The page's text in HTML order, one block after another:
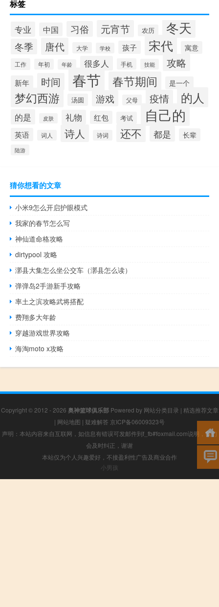
标签
专业 中国 习俗 元宵节 农历 冬天
冬季 唐代 大学 学校 孩子 宋代 寓意
工作 年初 年龄 很多人 手机 技能 攻略
新年 时间 春节 春节期间 是一个
梦幻西游 汤圆 游戏 父母 疫情 的人
的是 皮肤 礼物 红包 考试 自己的
英语 词人 诗人 诗词 还不 都是 长辈
陆游
猜你想看的文章
小米9怎么开启护眼模式
我家的春节怎么写
神仙道命格攻略
dirtypool 攻略
漷县大集怎么坐公交车（漷县怎么读）
弹弹岛2手游新手攻略
率土之滨攻略武将搭配
费翔多大年龄
穿越游戏世界攻略
海淘moto x攻略
Copyright © 2012 - 2026 奥神篮球俱乐部Powered by 网站分类目录 | 精选推荐文章
| 网站地图 | 疑难解答 京ICP备06009323号
声明：本站内容来自互联网，如信息有错误可发邮件到f_fb#foxmail.com说明，我们
会及时纠正，谢谢
本站仅为个人兴趣爱好，不接盈利性广告及商业合作
小男孩